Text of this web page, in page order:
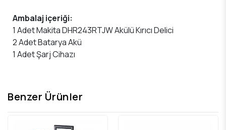
Ambalaj içeriği:
1 Adet Makita DHR243RTJW Akülü Kırıcı Delici
2 Adet Batarya Akü
1 Adet Şarj Cihazı
Benzer Ürünler